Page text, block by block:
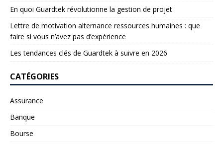
En quoi Guardtek révolutionne la gestion de projet
Lettre de motivation alternance ressources humaines : que
faire si vous n’avez pas d’expérience
Les tendances clés de Guardtek à suivre en 2026
CATÉGORIES
Assurance
Banque
Bourse